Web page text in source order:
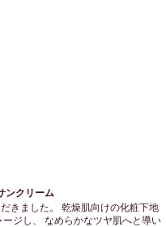
ンクリーム
きました。 乾燥肌向けの化粧下地
ジし、 なめらかなツヤ肌へと導い